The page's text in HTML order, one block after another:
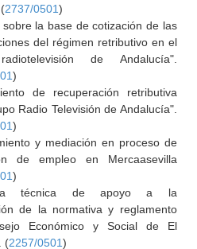
2737/0501)
sobre la base de cotización de las
del régimen retributivo en el
de Andalucía".
)
de recuperación retributiva
Radio Televisión de Andalucía".
)
y mediación en proceso de
de empleo en Mercaasevilla
)
técnica de apoyo a la
de la normativa y reglamento
Económico y Social de El
(2257/0501)